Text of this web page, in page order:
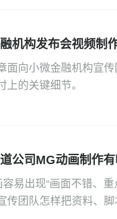
机构发布会视频制
面向小微金融机构宣
上的关键细节。
公司MG动画制作有
容易出现“画面不错、
传团队怎样把资料、脚